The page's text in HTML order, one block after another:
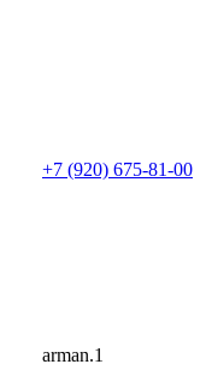
+7 (920) 675-81-00
arman.1